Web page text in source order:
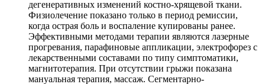
дегенеративных изменений костно-хрящевой ткани.
Физиолечение показано только в период ремиссии,
когда острая боль и воспаление купированы ранее.
Эффективными методами терапии являются лазерные
прогревания, парафиновые аппликации, электрофорез с
лекарственными составами по типу симптоматики,
магнитотерапия. При отсутствии грыжи показана
мануальная терапия, массаж. Сегментарно-